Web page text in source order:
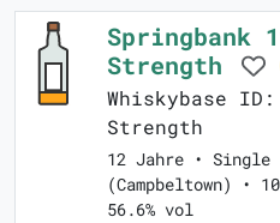
Springbank
Strength
Whiskybase ID:
Strength
12 Jahre •
(Campbeltown) •
56.6% vol